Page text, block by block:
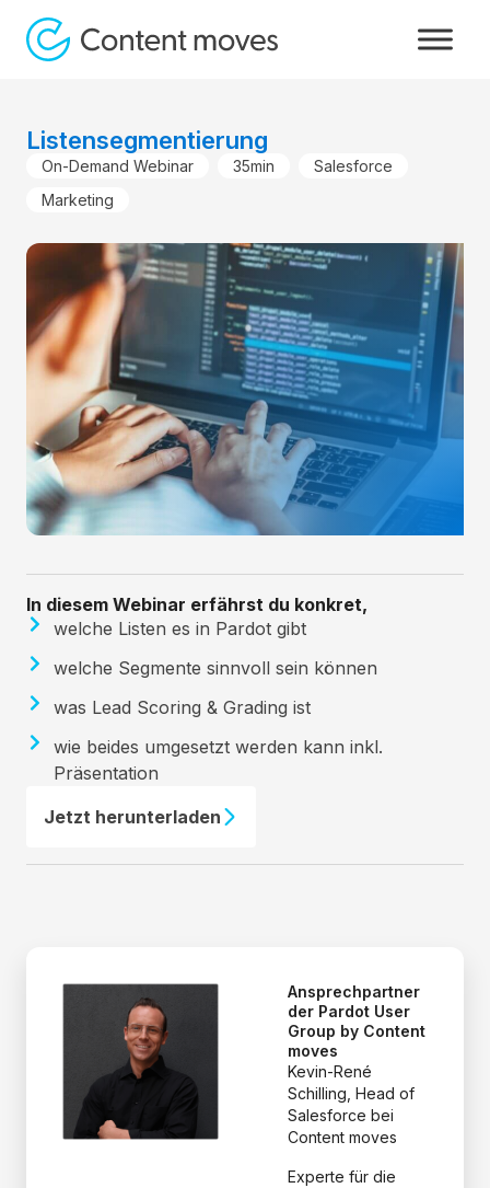
Listensegmentierung
On-Demand Webinar 35min
Salesforce
Marketing
In diesem Webinar erfährst du konkret,
welche Listen es in Pardot gibt
welche Segmente sinnvoll sein können
was Lead Scoring & Grading ist
wie beides umgesetzt werden kann inkl.
Präsentation
Jetzt herunterladen
Ansprechpartner
der Pardot User
Group by Content
moves
Kevin-René
Schilling, Head of
Salesforce bei
Content moves
Experte für die